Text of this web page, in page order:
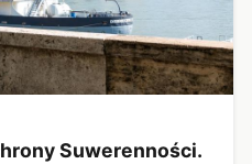
Suwerenności.